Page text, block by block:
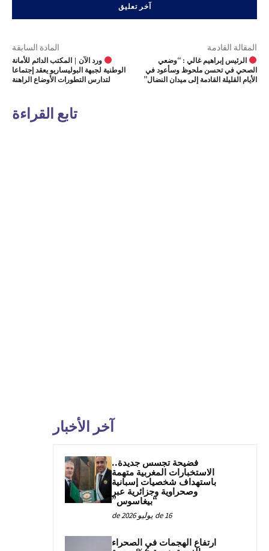
المادة السابقة
ورد الآن | المكتب الدائم للأمانة
الوطنية لجبهة البوليساريو يعقد إجتماعا
لتدارس التطورات الأوضاع الراهنة
المقالة القادمة
الرئيس إبراهيم غالي : “وضعي
الصحي في تحسن ملحوظ وسأعود في
الأيام القليلة القادمة إلى ميدان النضال”
تابع القراءة
آخر الأخبار
فضيحة تجسس جديدة..
الاستخبارات المغربية متهمة
باستهداف شخصيات إسبانية
وصحراوية وجزائرية عبر
“بيغاسوس”
16 de يوليو de 2026
ارتفاع الهجمات في الصحراء